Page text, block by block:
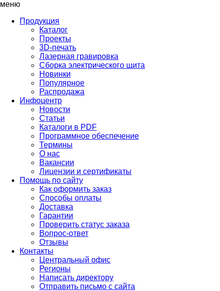
меню
Продукция
Каталог
Проекты
3D-печать
Лазерная гравировка
Сборка электрического щита
Новинки
Популярное
Распродажа
Инфоцентр
Новости
Статьи
Каталоги в PDF
Программное обеспечение
Термины
О нас
Вакансии
Лицензии и сертификаты
Помощь по сайту
Как оформить заказ
Способы оплаты
Доставка
Гарантии
Проверить статус заказа
Вопрос-ответ
Отзывы
Контакты
Центральный офис
Регионы
Написать директору
Отправить письмо с сайта